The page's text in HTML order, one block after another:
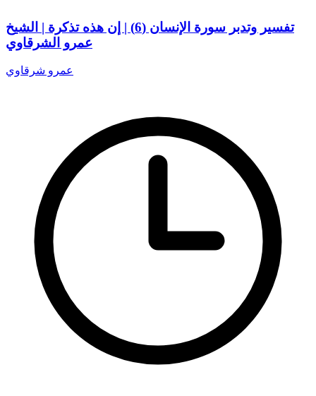
تفسير وتدبر سورة الإنسان (6) | إن هذه تذكرة | الشيخ
عمرو الشرقاوي
عمرو شرقاوي